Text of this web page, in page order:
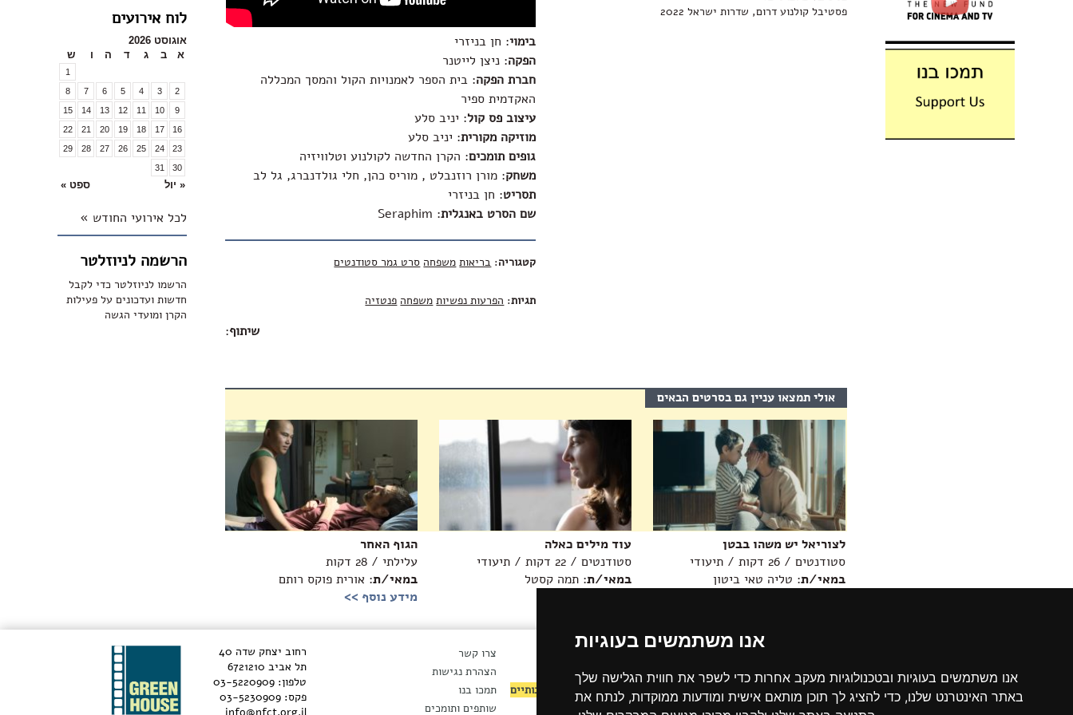
אנו משתמשים בעוגיות
אנו משתמשים בעוגיות ובטכנולוגיות מעקב אחרות כדי לשפר את חווית הגלישה שלך
באתר האינטרנט שלנו, כדי להציג לך תוכן מותאם אישית ומודעות ממוקדות, לנתח את
לוח אירועים
אוגוסט 2026
א
ב ג ד ה ו ש
1
2
3
4
5
6
7
8
9
10
11
12
13
14
15
16
17
18
19
20
21
22
23
24
25
26
27
28
29
30
31
« יול ספט »
לכל אירועי החודש »
הרשמה לניוזלטר
הרשמו לניוזלטר כדי לקבל
חדשות ועדכונים על פעילות
הקרן ומועדי הגשה
פסטיבל קולנוע דרום, שדרות ישראל 2022
בימוי: חן בניזרי
הפקה: ניצן לייטנר
חברת הפקה: בית הספר לאמנויות הקול והמסך המכללה
האקדמית ספיר
עיצוב פס קול: יניב סלע
מוזיקה מקורית: יניב סלע
גופים תומכים: הקרן החדשה לקולנוע וטלוויזיה
משחק: מורן רוזנבלט , מוריס כהן, חלי גולדנברג, גל לב
תסריט: חן בניזרי
שם הסרט באנגלית:
Seraphim
קטגוריה: בריאות משפחה סרט גמר סטודנטים
תגיות: הפרעות נפשיות משפחה פנטזיה
שיתוף:
אולי תמצאו עניין גם בסרטים הבאים
הגוף האחר
עלילתי / 28 דקות
במאי/ת: אורית פוקס רותם
מידע נוסף >>
עוד מילים כאלה
סטודנטים / 22 דקות / תיעודי
במאי/ת: תמה קסטל
לצוריאל יש משהו בבטן
סטודנטים / 26 דקות / תיעודי
במאי/ת: טליה טאי ביטון
הקרן החדשה לקולנוע וטלוויזיה (ע"ר) היא עמותה,
צרו קשר
נתוני תמיכות
ארכיון ניוזלטר
הצהרת נגישות
חקיקה ואמנות
לקטורים ומנהלים אמנותיים
תמכו בנו
קישורים שימושיים
תנאי השימוש באתר שותפים ותומכים
רחוב יצחק שדה 40
תל אביב 6721210
טלפון: 03-5220909
פקס: 03-5230909